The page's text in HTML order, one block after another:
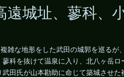
城址、蓼科、小
雑な地形をした武田の城郭を巡るが
科を抜けて温泉に入り、北八ヶ岳ロ
田氏が山本勘助に命じて築城させた